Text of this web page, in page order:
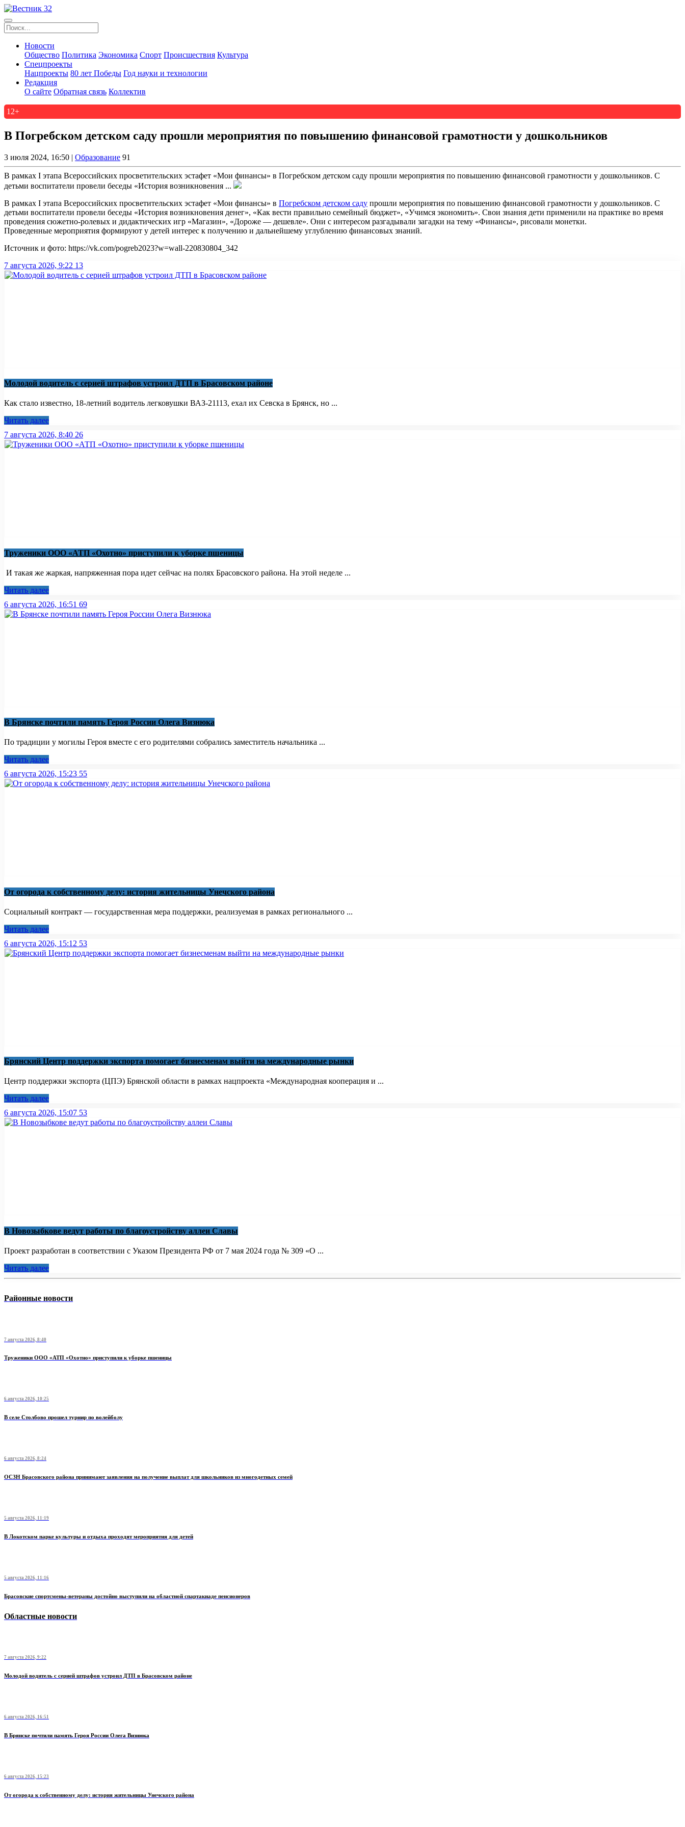
Новости
Общество Политика Экономика Спорт Происшествия Культура
Спецпроекты
Нацпроекты 80 лет Победы Год науки и технологии
Редакция
О сайте Обратная связь Коллектив
12+
В Погребском детском саду прошли мероприятия по повышению финансовой грамотности у дошкольников
3 июля 2024, 16:50 | Образование 91
В рамках I этапа Всероссийских просветительских эстафет «Мои финансы» в Погребском детском саду прошли мероприятия по повышению финансовой грамотности у дошкольников. С
детьми воспитатели провели беседы «История возникновения ...
В рамках I этапа Всероссийских просветительских эстафет «Мои финансы» в Погребском детском саду прошли мероприятия по повышению финансовой грамотности у дошкольников. С
детьми воспитатели провели беседы «История возникновения денег», «Как вести правильно семейный бюджет», «Учимся экономить». Свои знания дети применили на практике во время
проведения сюжетно-ролевых и дидактических игр «Магазин», «Дороже — дешевле». Они с интересом разгадывали загадки на тему «Финансы», рисовали монетки.
Проведенные мероприятия формируют у детей интерес к получению и дальнейшему углублению финансовых знаний.
Источник и фото: https://vk.com/pogreb2023?w=wall-220830804_342
7 августа 2026, 9:22 13
Молодой водитель с серией штрафов устроил ДТП в Брасовском районе
Как стало известно, 18-летний водитель легковушки ВАЗ-21113, ехал их Севска в Брянск, но ...
Читать далее
7 августа 2026, 8:40 26
Труженики ООО «АТП «Охотно» приступили к уборке пшеницы
И такая же жаркая, напряженная пора идет сейчас на полях Брасовского района. На этой неделе ...
Читать далее
6 августа 2026, 16:51 69
В Брянске почтили память Героя России Олега Визнюка
По традиции у могилы Героя вместе с его родителями собрались заместитель начальника ...
Читать далее
6 августа 2026, 15:23 55
От огорода к собственному делу: история жительницы Унечского района
Социальный контракт — государственная мера поддержки, реализуемая в рамках регионального ...
Читать далее
6 августа 2026, 15:12 53
Брянский Центр поддержки экспорта помогает бизнесменам выйти на международные рынки
Центр поддержки экспорта (ЦПЭ) Брянской области в рамках нацпроекта «Международная кооперация и ...
Читать далее
6 августа 2026, 15:07 53
В Новозыбкове ведут работы по благоустройству аллеи Славы
Проект разработан в соответствии с Указом Президента РФ от 7 мая 2024 года № 309 «О ...
Читать далее
Районные новости
7 августа 2026, 8:40
Труженики ООО «АТП «Охотно» приступили к уборке пшеницы
6 августа 2026, 10:25
В селе Столбово прошел турнир по волейболу
6 августа 2026, 8:24
ОСЗН Брасовского района принимают заявления на получение выплат для школьников из многодетных семей
5 августа 2026, 11:19
В Локотском парке культуры и отдыха проходят мероприятия для детей
5 августа 2026, 11:16
Брасовские спортсмены-ветераны достойно выступили на областной спартакиаде пенсионеров
Областные новости
7 августа 2026, 9:22
Молодой водитель с серией штрафов устроил ДТП в Брасовском районе
6 августа 2026, 16:51
В Брянске почтили память Героя России Олега Визнюка
6 августа 2026, 15:23
От огорода к собственному делу: история жительницы Унечского района